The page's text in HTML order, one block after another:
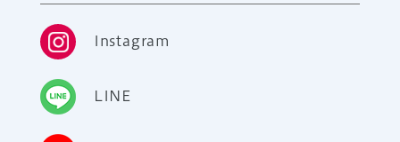
Instagram
LINE